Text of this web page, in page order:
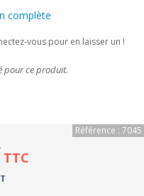
complète
vous pour en laisser un !
pour ce produit.
Référence : 7045
TTC